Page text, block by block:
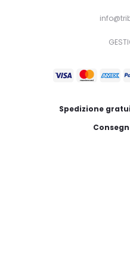
Spedizione